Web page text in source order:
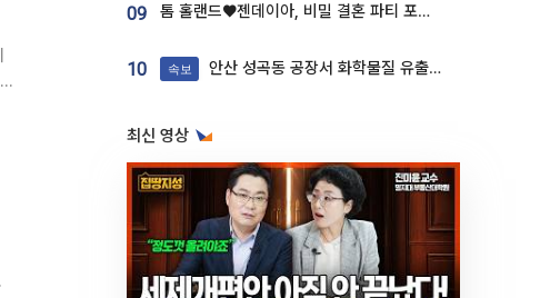
09 톰 홀랜드♥젠데이아, 비밀 결혼 파티 포착⋯호텔 대관비만 9억
10 속보 안산 성곡동 공장서 화학물질 유출 사고 발생
최신 영상